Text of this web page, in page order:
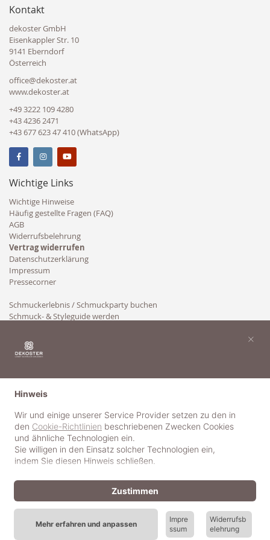
Kontakt
dekoster GmbH
Eisenkappler Str. 10
9141 Eberndorf
Österreich
office@dekoster.at
www.dekoster.at
+49 3222 109 4280
+43 4236 2471
+43 677 623 47 410 (WhatsApp)
Wichtige Links
Wichtige Hinweise
Häufig gestellte Fragen (FAQ)
AGB
Widerrufsbelehrung
Vertrag widerrufen
Datenschutzerklärung
Impressum
Pressecorner
Schmuckerlebnis / Schmuckparty buchen
Schmuck- & Styleguide werden
© 2018-2025 dekoster GmbH
Hinweis
Wir und einige unserer Service Provider setzen zu den in
den Cookie-Richtlinien beschriebenen Zwecken Cookies
und ähnliche Technologien ein.
Sie willigen in den Einsatz solcher Technologien ein,
indem Sie diesen Hinweis schließen.
Mehr erfahren und anpassen
Impre
ssum
Widerrufsb
elehrung
Zustimmen
×